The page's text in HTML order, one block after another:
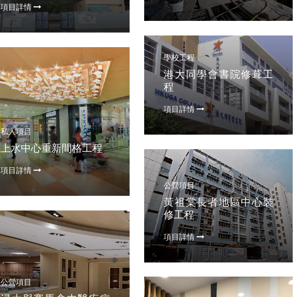
項目詳情
學校工程
港大同學會書院修葺工
程
項目詳情
私人項目
上水中心重新間格工程
項目詳情
公營項目
黃祖棠長者地區中心裝
修工程
項目詳情
公營項目